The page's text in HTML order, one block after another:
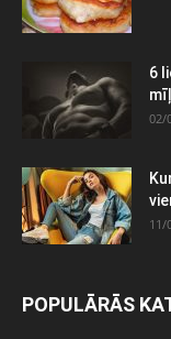
6
02/
11/
POPULĀRĀS